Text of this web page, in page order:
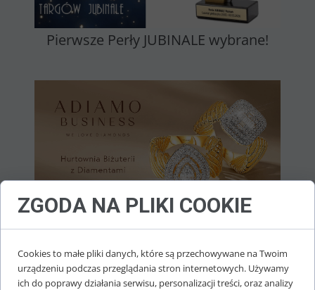
Pierwsze Perły JUBINALE wybrane!
Wystawcy targów JUBINALE Poznań 2026
ZGODA NA PLIKI COOKIE
Cookies to małe pliki danych, które są przechowywane na Twoim
urządzeniu podczas przeglądania stron internetowych. Używamy
ich do poprawy działania serwisu, personalizacji treści, oraz analizy